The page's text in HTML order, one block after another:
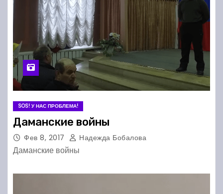
SOS! У НАС ПРОБЛЕМА!
Даманские войны
Фев 8, 2017 Надежда Бобалова
Даманские войны